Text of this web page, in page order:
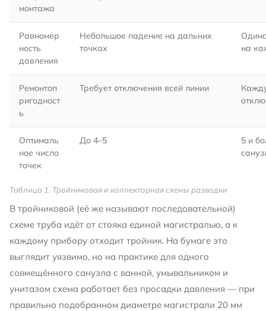
Таблица 1. Тройниковая и коллекторная схемы разводки
монтажа
Равномер
ность
давления
Небольшое падение на дальних
точках
на
Ремонтоп
ригодност
ь
Требует отключения всей линии
Оптималь
ное число
точек
До 4–5
5 и
В тройниковой (её же называют последовательной)
схеме труба идёт от стояка единой магистралью, а к
каждому прибору отходит тройник. На бумаге это
выглядит уязвимо, но на практике для одного
совмещённого санузла с ванной, умывальником и
унитазом схема работает без просадки давления — при
правильно подобранном диаметре магистрали 20 мм